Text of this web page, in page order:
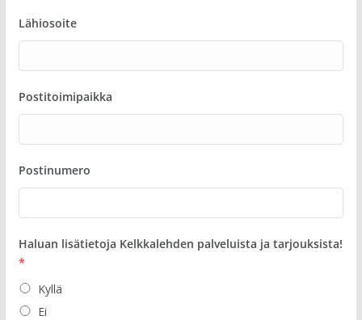
Lähiosoite
Postitoimipaikka
Postinumero
Haluan lisätietoja Kelkkalehden palveluista ja tarjouksista!
*
Kyllä
Ei